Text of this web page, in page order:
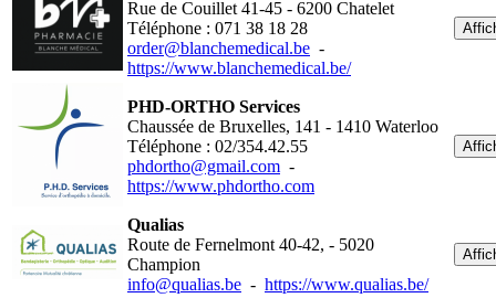
Rue de Couillet 41-45 - 6200 Chatelet
Téléphone : 071 38 18 28
order@blanchemedical.be -
https://www.blanchemedical.be/
PHD-ORTHO Services
Chaussée de Bruxelles, 141 - 1410 Waterloo
Téléphone : 02/354.42.55
phdortho@gmail.com -
https://www.phdortho.com
Qualias
Route de Fernelmont 40-42, - 5020
Champion
info@qualias.be - https://www.qualias.be/